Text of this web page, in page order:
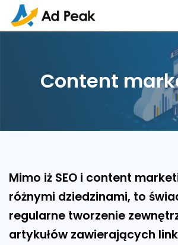
Content
Mimo iż SEO i content
różnymi dziedzinami, to
regularne tworzenie
artykułów zawierających